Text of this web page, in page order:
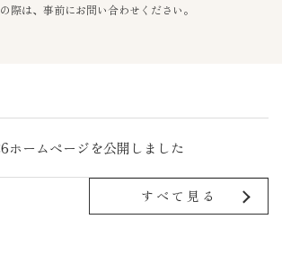
際は、事前にお問い合わせください。
ホームページを公開しました
すべて見る